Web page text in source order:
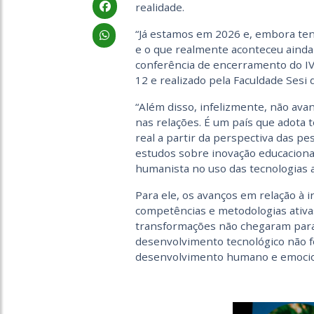
realidade.
“Já estamos em 2026 e, embora
e o que realmente aconteceu
conferência de encerramento do
12 e realizado pela Faculdade
“Além disso, infelizmente, não
nas relações. É um país que
real a partir da perspectiva das
estudos sobre inovação
humanista no uso das tecnologias
Para ele, os avanços em relação
competências e metodologias
transformações não chegaram
desenvolvimento tecnológico não
desenvolvimento humano e